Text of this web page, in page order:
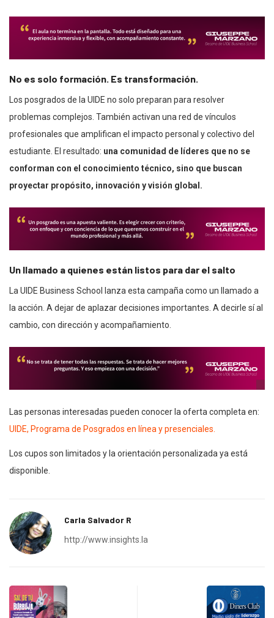
No es solo formación. Es transformación.
Los posgrados de la UIDE no solo preparan para resolver
problemas complejos. También activan una red de vínculos
profesionales que amplifican el impacto personal y colectivo del
estudiante. El resultado: una comunidad de líderes que no se
conforman con el conocimiento técnico, sino que buscan
proyectar propósito, innovación y visión global.
Un llamado a quienes están listos para dar el salto
La UIDE Business School lanza esta campaña como un llamado a
la acción. A dejar de aplazar decisiones importantes. A decirle sí al
cambio, con dirección y acompañamiento.
Las personas interesadas pueden conocer la oferta completa en:
UIDE, Programa de Posgrados en línea y presenciales.
Los cupos son limitados y la orientación personalizada ya está
disponible.
Carla Salvador R
http://www.insights.la